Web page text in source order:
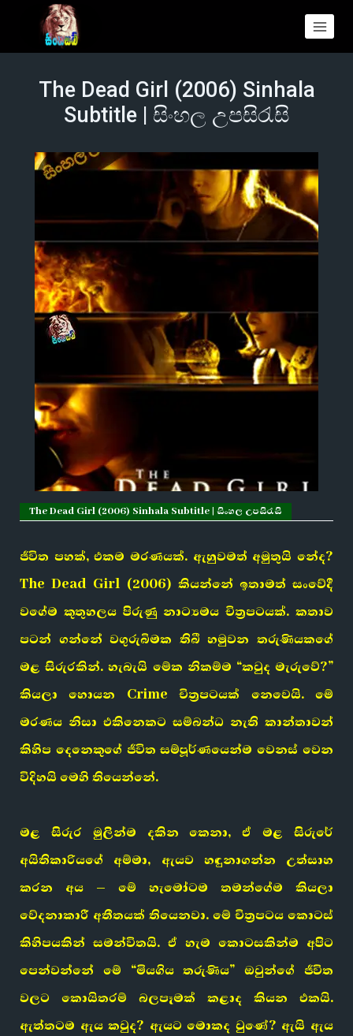
The Dead Girl (2006) Sinhala
Subtitle | සිංහල උපසිරැසි
The Dead Girl (2006) Sinhala Subtitle | සිංහල උපසිරැසි
ජීවිත පහක්, එකම මරණයක්. ඇහුවමත් අමුතුයි නේද?
The Dead Girl (2006) කියන්නේ ඉතාමත් සංවේදී
වගේම කුතුහලය පිරුණු නාට්‍යමය චිත්‍රපටයක්. කතාව
පටන් ගන්නේ වගුරුබිමක තිබී හමුවන තරුණියකගේ
මළ සිරුරකින්. හැබැයි මේක නිකම්ම “කවුද මැරුවේ?”
කියලා හොයන Crime චිත්‍රපටයක් නෙවෙයි. මේ
මරණය නිසා එකිනෙකට සම්බන්ධ නැති කාන්තාවන්
කිහිප දෙනෙකුගේ ජීවිත සම්පූර්ණයෙන්ම වෙනස් වෙන
විදිහයි මෙහි තියෙන්නේ.
මළ සිරුර මුලින්ම දකින කෙනා, ඒ මළ සිරුරේ
අයිතිකාරියගේ අම්මා, ඇයව හඳුනාගන්න උත්සාහ
කරන අය – මේ හැමෝටම තමන්ගේම කියලා
වේදනාකාරී අතීතයක් තියෙනවා. මේ චිත්‍රපටය කොටස්
කිහිපයකින් සමන්විතයි. ඒ හැම කොටසකින්ම අපිට
පෙන්වන්නේ මේ “මියගිය තරුණිය” ඔවුන්ගේ ජීවිත
වලට කොයිතරම් බලපෑමක් කළාද කියන එකයි.
ඇත්තටම ඇය කවුද? ඇයට මොකද වුණේ? ඇයි ඇය